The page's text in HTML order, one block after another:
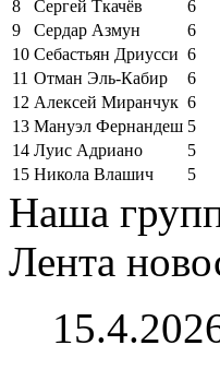
8 Сергей Ткачёв
6
9
Сердар Азмун
6
10 Себастьян Дриусси 6
11 Отман Эль-Кабир
6
12 Алексей Миранчук 6
13 Мануэл Фернандеш 5
14 Луис Адриано
5
15 Никола Влашич 5
Наша
Лента